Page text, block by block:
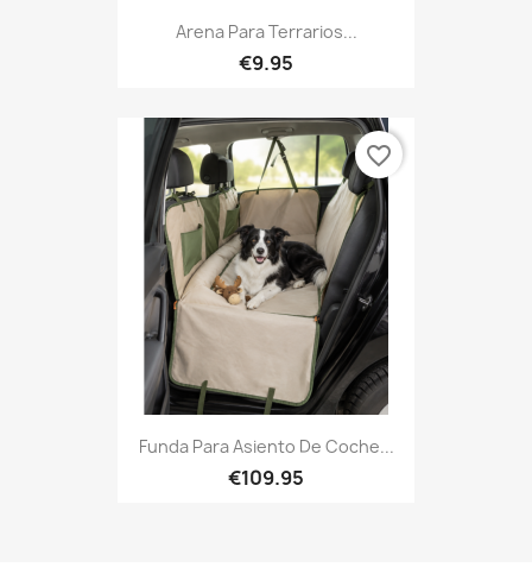
Arena Para Terrarios...
€9.95
Funda Para Asiento De Coche...
€109.95
favorite_border